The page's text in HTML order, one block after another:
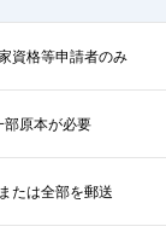
資格等申請者のみ
部原本が必要
たは全部を郵送